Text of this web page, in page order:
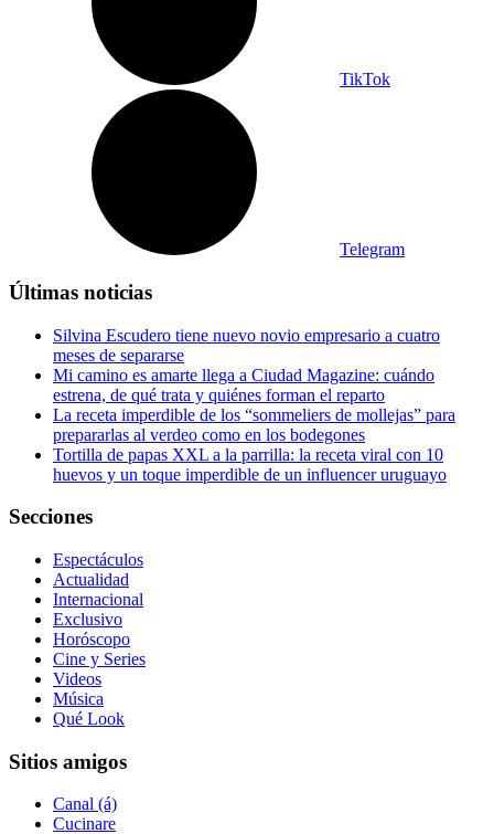
TikTok
Telegram
Últimas noticias
Silvina Escudero tiene nuevo novio empresario a cuatro
meses de separarse
Mi camino es amarte llega a Ciudad Magazine: cuándo
estrena, de qué trata y quiénes forman el reparto
La receta imperdible de los “sommeliers de mollejas” para
prepararlas al verdeo como en los bodegones
Tortilla de papas XXL a la parrilla: la receta viral con 10
huevos y un toque imperdible de un influencer uruguayo
Secciones
Espectáculos
Actualidad
Internacional
Exclusivo
Horóscopo
Cine y Series
Videos
Música
Qué Look
Sitios amigos
Canal (á)
Cucinare